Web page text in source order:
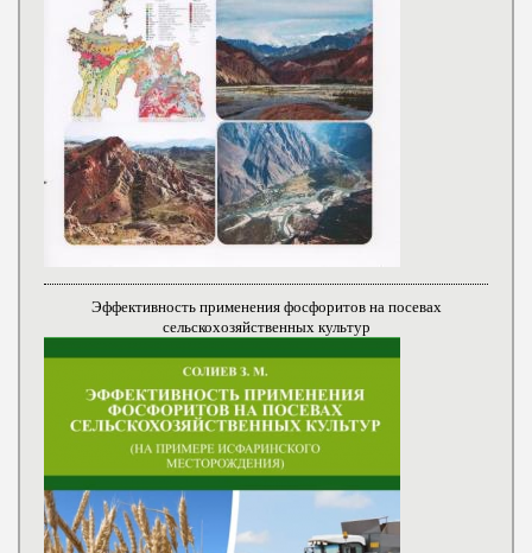
Эффективность применения фосфоритов на посевах
сельскохозяйственных культур